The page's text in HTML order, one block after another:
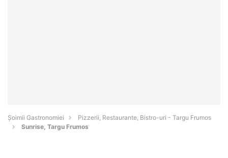
Șoimii Gastronomiei
Pizzerii, Restaurante, Bistro-uri - Targu Frumos
Sunrise, Targu Frumos